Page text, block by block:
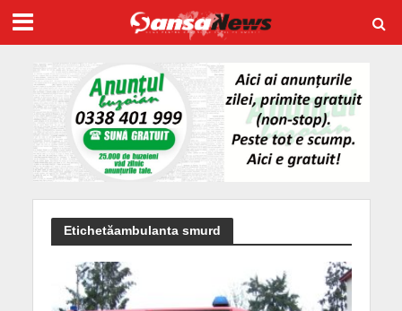
Etichetăambulanta smurd